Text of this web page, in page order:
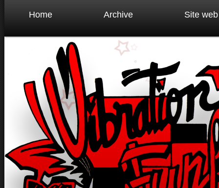
Home Archive Site web